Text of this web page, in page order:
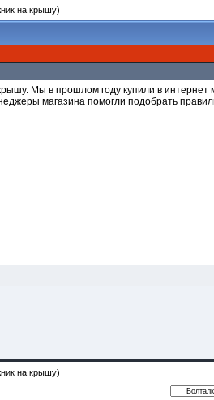
на крышу)
Мы в прошлом году купили в интернет
магазина помогли подобрать
на крышу)